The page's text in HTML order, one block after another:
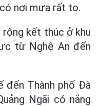
nơi mưa rất to.
rộng kết thúc ở khu
từ Nghệ An đến
đến Thành phố Đà
Ngãi có nắng